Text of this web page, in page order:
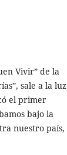
Vivir” de la
sale a la luz
el primer
bajo la
nuestro país,